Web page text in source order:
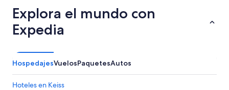
Explora el mundo con
Expedia
HospedajesVuelosPaquetesAutos
Hoteles en Keiss